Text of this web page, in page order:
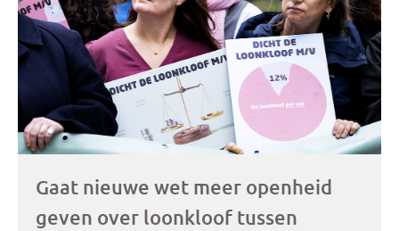
Gaat nieuwe wet meer openheid
geven over loonkloof tussen